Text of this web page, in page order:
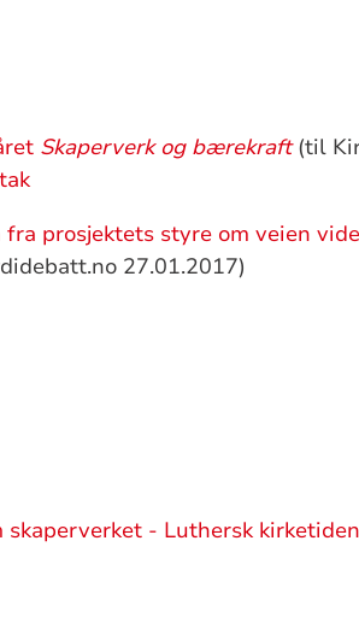
Skaperverk og bærekraft(til
prosjektets styre om veien
27.01.2017)
skaperverket - Luthersk